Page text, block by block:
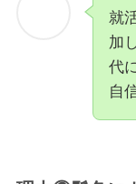
就
加
代
自